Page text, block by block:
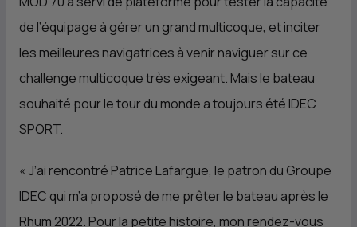
de l’équipage à gérer un grand multicoque, et inciter
les meilleures navigatrices à venir naviguer sur ce
challenge multicoque très exigeant. Mais le bateau
souhaité pour le tour du monde a toujours été IDEC
SPORT.
«J’ai rencontré Patrice Lafargue, le patron du Groupe
IDEC qui m’a proposé de me prêter le bateau après le
Rhum 2022. Pour la petite histoire, mon rendez-vous